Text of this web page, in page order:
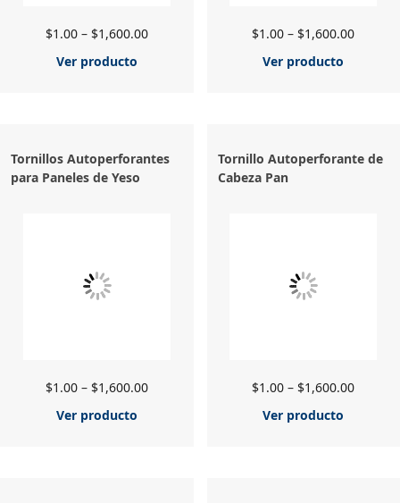
$1.00– $1,600.00
Ver producto
$1.00 – $1,600.00
Ver producto
Tornillos Autoperforantes
para Paneles de Yeso
$1.00– $1,600.00
Ver producto
Tornillo Autoperforante de
Cabeza Pan
$1.00 – $1,600.00
Ver producto